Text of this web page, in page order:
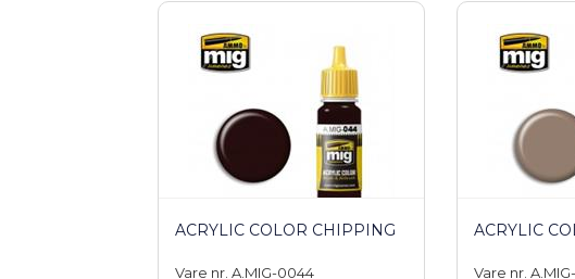
ACRYLIC COLOR CHIPPING
Vare nr. A.MIG-0044
ACRYLIC
Vare nr.